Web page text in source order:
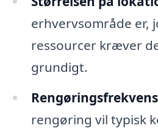
erhvervsområde er,
ressourcer kræver
grundigt.
rengøring vil typisk